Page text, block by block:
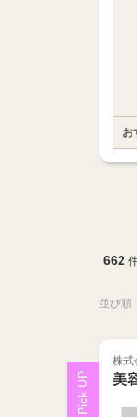
お
662
並び順
株式
美